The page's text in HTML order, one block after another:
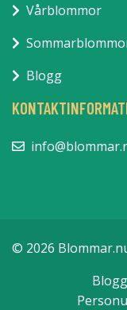
Vårblommor
Blogg
© 2026
Blogg